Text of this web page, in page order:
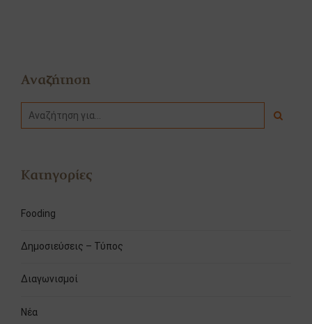
Αναζήτηση
Κατηγορίες
Fooding
Δημοσιεύσεις – Τύπος
Διαγωνισμοί
Νέα